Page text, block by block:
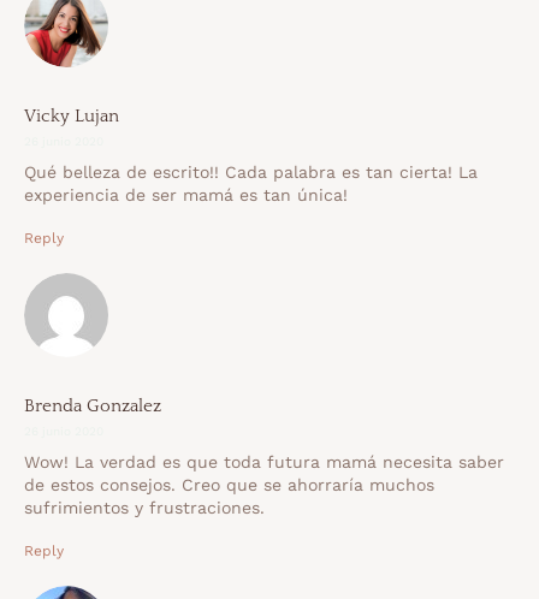
Vicky Lujan
Qué belleza de escrito!! Cada palabra es tan cierta! La
experiencia de ser mamá es tan única!
Reply
Brenda Gonzalez
Wow! La verdad es que toda futura mamá necesita saber
de estos consejos. Creo que se ahorraría muchos
sufrimientos y frustraciones.
Reply